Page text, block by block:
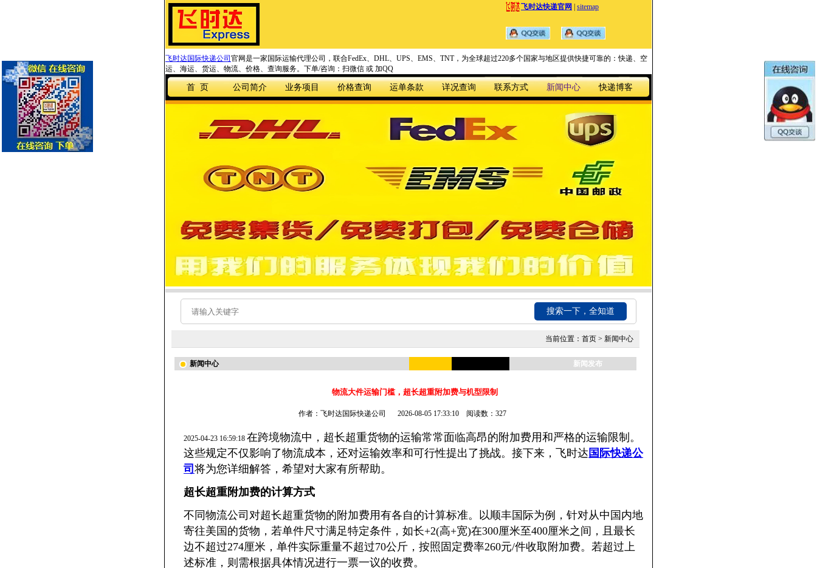
飞时达快递官网 sitemap
飞时达国际快递公司 官网是一家国际运输代理公司，联合FedEx、DHL、UPS、EMS、TNT，为全球超过220多个国家与地区提供快捷可靠的：快递、空
运、海运、货运、物流、价格、查询服务。下单/咨询：扫微信 或 加QQ
首 页 公司简介 业务项目 价格查询 运单条款 详况查询 联系方式 新闻中心 快递博客
搜索一下，全知道
当前位置： 首页 > 新闻中心
新闻中心 新闻发布
物流大件运输门槛，超长超重附加费与机型限制
作者：飞时达国际快递公司 2026-08-05 17:33:10 阅读数：327
2025-04-23 16:59:18 在跨境物流中，超长超重货物的运输常常面临高昂的附加费用和严格的运输限制。
这些规定不仅影响了物流成本，还对运输效率和可行性提出了挑战。接下来，飞时达 国际快递公
司 将为您详细解答，希望对大家有所帮助。
超长超重附加费的计算方式
不同物流公司对超长超重货物的附加费用有各自的计算标准。以顺丰国际为例，针对从中国内地
寄往美国的货物，若单件尺寸满足特定条件，如长+2(高+宽)在300厘米至400厘米之间，且最长
边不超过274厘米，单件实际重量不超过70公斤，按照固定费率260元/件收取附加费。若超过上
述标准，则需根据具体情况进行一票一议的收费。